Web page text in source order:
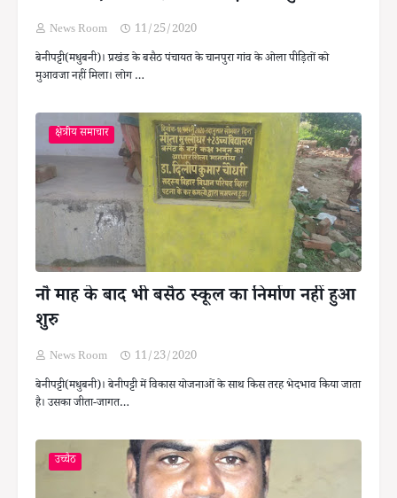
News Room
11/25/2020
बेनीपट्टी(मधुबनी)। प्रखंड के बसैठ पंचायत के चानपुरा गांव के ओला पीड़ितों को
मुआवजा नहीं मिला। लोग …
क्षेत्रीय समाचार
नौ माह के बाद भी बसैठ स्कूल का निर्माण नहीं हुआ
शुरु
News Room
11/23/2020
बेनीपट्टी(मधुबनी)। बेनीपट्टी में विकास योजनाओं के साथ किस तरह भेदभाव किया जाता
है। उसका जीता-जागत…
उच्चैठ